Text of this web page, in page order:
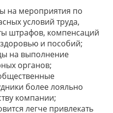
на мероприятия по
условий труда,
штрафов, компенсаций
и пособий;
на выполнение
органов;
более лояльно
компании;
легче привлекать